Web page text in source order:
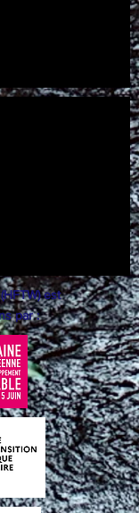
est
par :